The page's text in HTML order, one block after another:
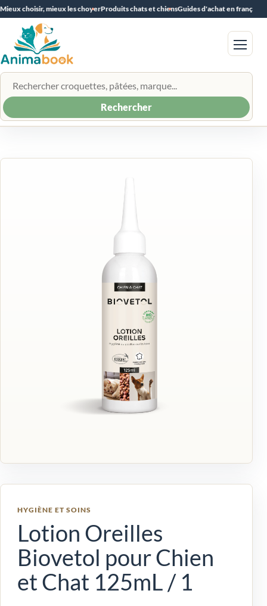
Mieux choisir, mieux les choyerProduits chats et chiensGuides d'achat en français
Rechercher un produit
Rechercher
Menu
HYGIÈNE ET SOINS
Lotion Oreilles
Biovetol pour Chien
et Chat 125mL / 1